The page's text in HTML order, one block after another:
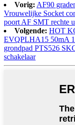
Vorig: AF90
Vrouwelijke Socket
poort AF SMT rechte
Volgende: HOT
EVQPLHA15 50mA
grondpad PTS526
schakelaar